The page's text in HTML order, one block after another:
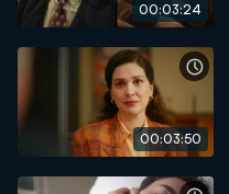
00:03:24
00:03:50